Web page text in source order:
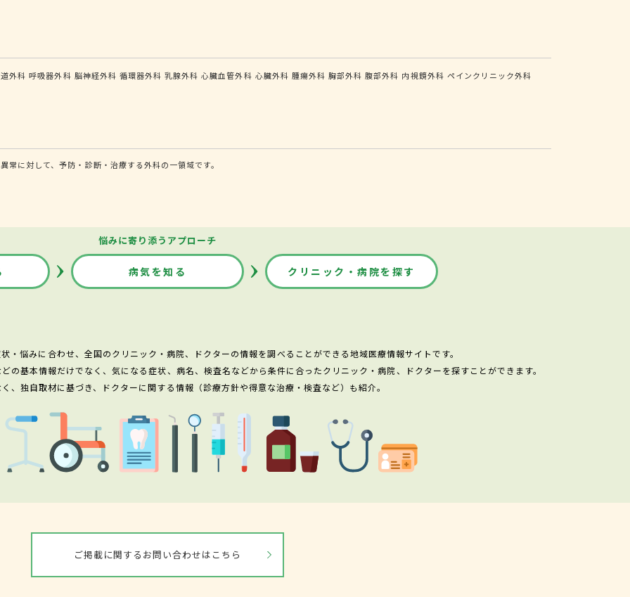
外科 呼吸器外科 脳神経外科 循環器外科 乳腺外科 心臓血管外科 心臓外科 腫瘍外科 胸部外科 腹部外科 内視鏡外科 ペインクリニック外科
に対して、予防・診断・治療する外科の一領域です。
悩みに寄り添うアプローチ
病気を知る クリニック・病院を探す
・悩みに合わせ、全国のクリニック・病院、ドクターの情報を調べることができる地域医療情報サイトです。
の基本情報だけでなく、気になる症状、病名、検査名などから条件に合ったクリニック・病院、ドクターを探すことができます。
、独自取材に基づき、ドクターに関する情報（診療方針や得意な治療・検査など）も紹介。
ご掲載に関するお問い合わせはこちら